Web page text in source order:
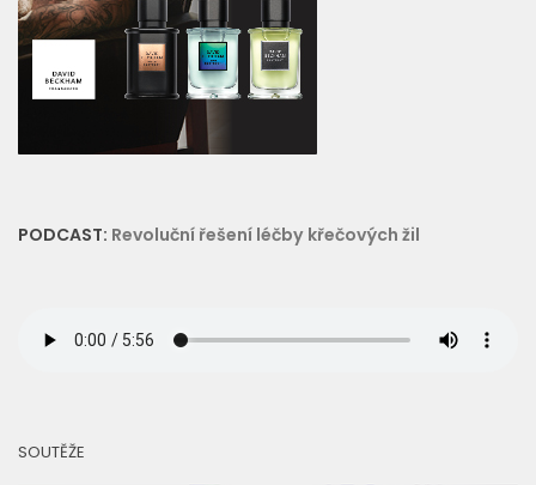
PODCAST: Revoluční řešení léčby křečových žil
SOUTĚŽE